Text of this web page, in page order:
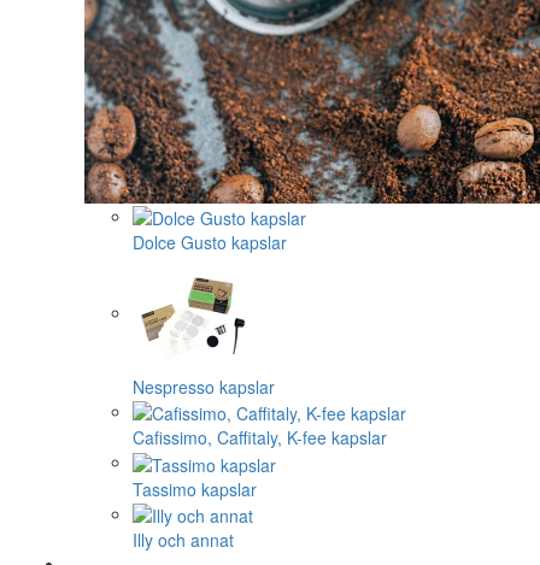
Dolce Gusto kapslar
Nespresso kapslar
Cafissimo, Caffitaly, K-fee kapslar
Tassimo kapslar
Illy och annat